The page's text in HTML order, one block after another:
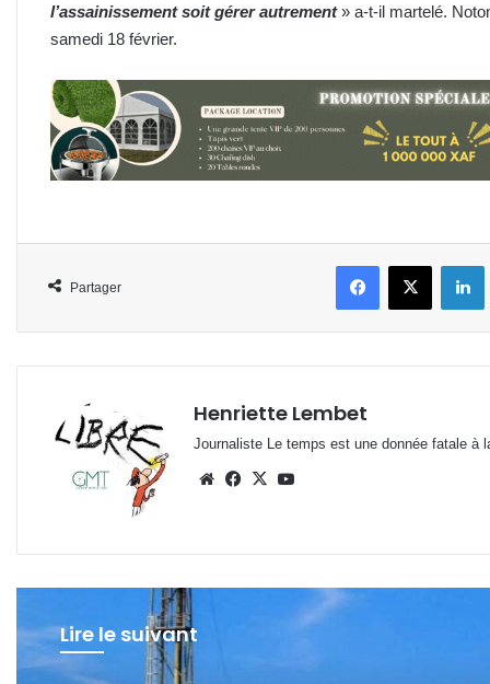
l’assainissement soit gérer autrement» a-t-il martelé.
samedi 18 février.
Partager
FacebookX
Henriette Lembet
Journaliste Le temps est une donnée fatale à
WebsiteFacebook
X
Lire le suivant